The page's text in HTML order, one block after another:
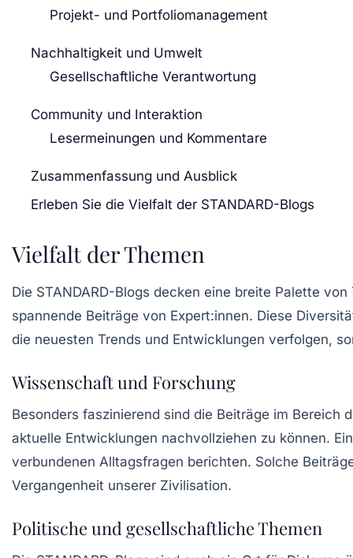
Projekt- und Portfoliomanagement
Nachhaltigkeit und Umwelt
Gesellschaftliche Verantwortung
Community und Interaktion
Lesermeinungen und Kommentare
Zusammenfassung und Ausblick
Erleben Sie die Vielfalt der STANDARD-Blogs
Vielfalt der Themen
Die STANDARD-Blogs decken eine breite Palette
spannende Beiträge von Expert:innen. Diese
die neuesten Trends und Entwicklungen verfolgen,
Wissenschaft und Forschung
Besonders faszinierend sind die Beiträge im Bereich
aktuelle Entwicklungen nachvollziehen zu können.
verbundenen Alltagsfragen berichten. Solche
Vergangenheit unserer Zivilisation.
Politische und gesellschaftliche Themen